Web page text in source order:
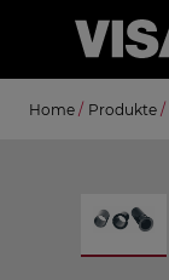
Suche
Home / Produkte /